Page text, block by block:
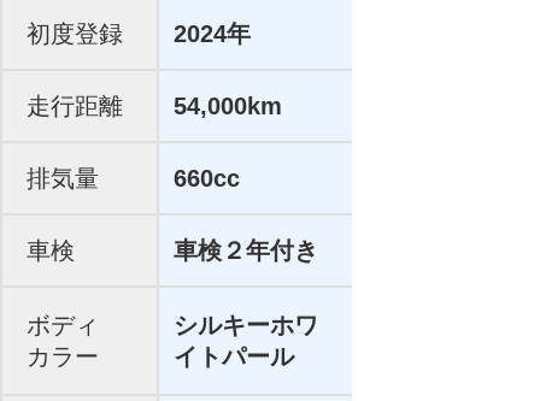
初度登録 2024年
走行距離 54,000km
排気量 660cc
車検 車検２年付き
ボディ
カラー
シルキーホワ
イトパール